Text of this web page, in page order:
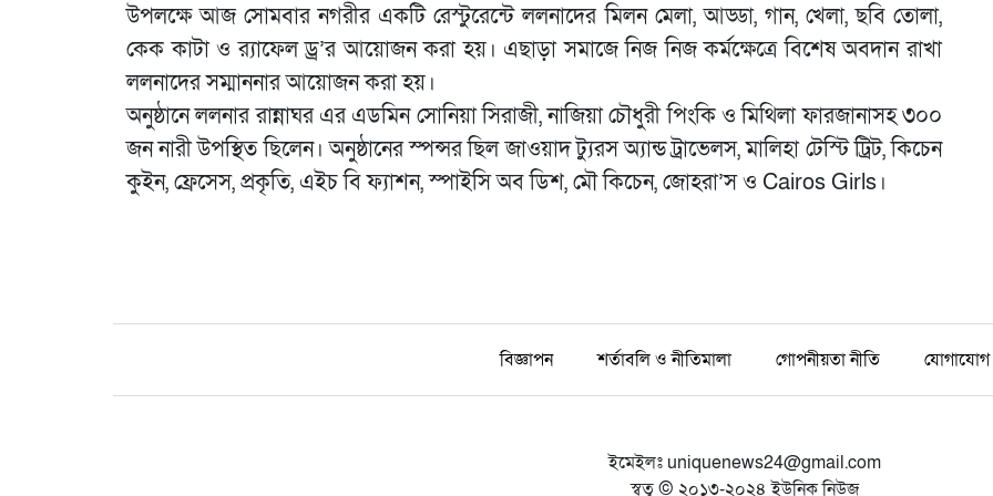
উপলক্ষে আজ সোমবার নগরীর একটি রেস্টুরেন্টে ললনাদের মিলন মেলা, আড্ডা, গান, খেলা, ছবি তোলা,
কেক কাটা ও র‌্যাফেল ড্র’র আয়োজন করা হয়। এছাড়া সমাজে নিজ নিজ কর্মক্ষেত্রে বিশেষ অবদান রাখা
ললনাদের সম্মাননার আয়োজন করা হয়।
অনুষ্ঠানে ললনার রান্নাঘর এর এডমিন সোনিয়া সিরাজী, নাজিয়া চৌধুরী পিংকি ও মিথিলা ফারজানাসহ ৩০০
জন নারী উপস্থিত ছিলেন। অনুষ্ঠানের স্পন্সর ছিল জাওয়াদ ট্যুরস অ্যান্ড ট্রাভেলস, মালিহা টেস্টি ট্রিট, কিচেন
কুইন, ফ্রেসেস, প্রকৃতি, এইচ বি ফ্যাশন, স্পাইসি অব ডিশ, মৌ কিচেন, জোহরা’স ও Cairos Girls।
বিজ্ঞাপন শর্তাবলি ও নীতিমালা গোপনীয়তা নীতি যোগাযোগ
ইমেইলঃ uniquenews24@gmail.com
স্বত্ব © ২০১৩-২০২৪ ইউনিক নিউজ